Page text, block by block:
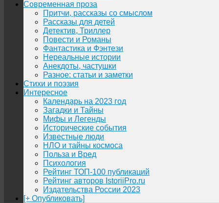
Современная проза
Притчи, рассказы со смыслом
Рассказы для детей
Детектив, Триллер
Повести и Романы
Фантастика и Фэнтези
Нереальные истории
Анекдоты, частушки
Разное: статьи и заметки
Стихи и поэзия
Интересное
Календарь на 2023 год
Загадки и Тайны
Мифы и Легенды
Исторические события
Известные люди
НЛО и тайны космоса
Польза и Вред
Психология
Рейтинг ТОП-100 публикаций
Рейтинг авторов IstoriiPro.ru
Издательства России 2023
[+ Опубликовать]